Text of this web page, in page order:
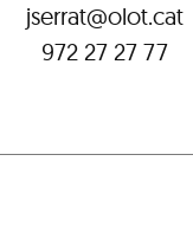
jserrat@olot.cat
972 27 27 77